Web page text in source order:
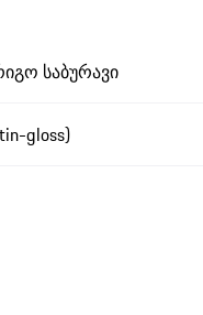
საბურავი
gloss)